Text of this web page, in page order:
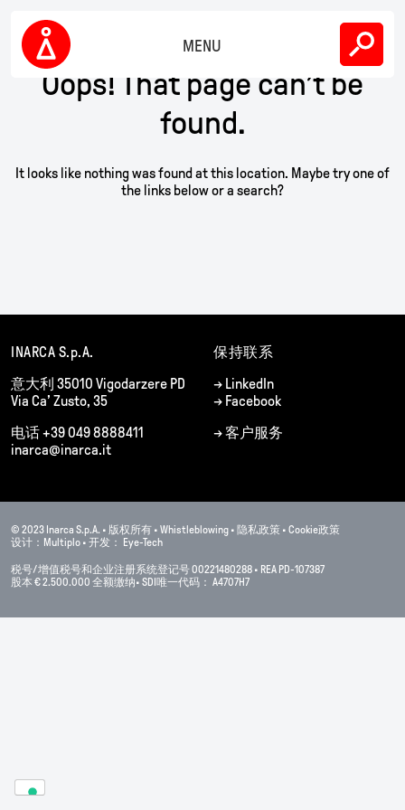
content
Inarca
MENU
可持续性
Oops! That page can’t be
found.
It looks like nothing was found at this location. Maybe try one of
the links below or a search?
INARCA S.p.A.
意大利 35010 Vigodarzere PD
Via Ca’ Zusto, 35
电话+39 049 8888411
inarca@inarca.it
保持联系
→ LinkedIn
→ Facebook
→客户服务
© 2023 Inarca S.p.A. • 版权所有 • Whistleblowing • 隐私政策 • Cookie政策
设计： Multiplo • 开发： Eye-Tech
税号/增值税号和企业注册系统登记号00221480288 • REA PD-107387
股本 € 2.500.000 全额缴纳• SDI 唯一代码： A4707H7